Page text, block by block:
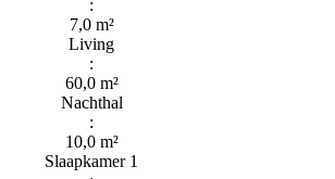
:
7,0 m²
Living
:
60,0 m²
Nachthal
:
10,0 m²
Slaapkamer 1